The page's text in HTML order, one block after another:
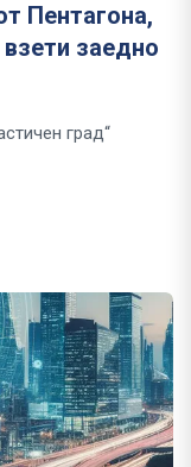
Пентагона,
заедно
град“